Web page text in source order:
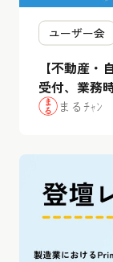
ユーザー会
【不動産
受付、業務
アプリ活用
まるﾁｬﾝ